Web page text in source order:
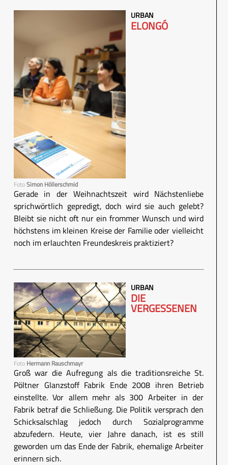
FotoSimon Höllerschmid
URBAN
ELONGÓ
Gerade in der Weihnachtszeit wird Nächstenliebe
sprichwörtlich gepredigt, doch wird sie auch gelebt?
Bleibt sie nicht oft nur ein frommer Wunsch und wird
höchstens im kleinen Kreise der Familie oder vielleicht
noch im erlauchten Freundeskreis praktiziert?
Foto Hermann Rauschmayr
URBAN
DIE
VERGESSENEN
Groß war die Aufregung als die traditionsreiche St.
Pöltner Glanzstoff Fabrik Ende 2008 ihren Betrieb
einstellte. Vor allem mehr als 300 Arbeiter in der
Fabrik betraf die Schließung. Die Politik versprach den
Schicksalschlag jedoch durch Sozialprogramme
abzufedern. Heute, vier Jahre danach, ist es still
geworden um das Ende der Fabrik, ehemalige Arbeiter
erinnern sich.